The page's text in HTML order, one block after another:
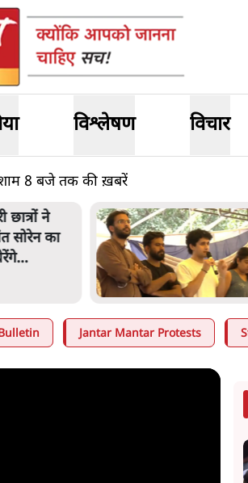
विश्लेषण विचार
8 बजे तक की ख़बरें
कॉकरोच जनता पार्टी ने की
अभियान की घोषणा- 'क्या
पब्लिक'
4 Min.देश
Jantar Mantar Protests